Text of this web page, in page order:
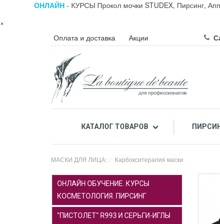
ОНЛАЙН - КУРСЫ Прокол мочки STUDEX, Пирсинг,
×
Оплата и доставка
Акции
КАТАЛОГ ТОВАРОВ
МАСКИ ДЛЯ ЛИЦА: Карбокситерапия маски
ОНЛАЙН ОБУЧЕНИЕ. КУРСЫ
КОСМЕТОЛОГИЯ. ПИРСИНГ
"ПИСТОЛЕТ" R993 И СЕРЬГИ-ИГЛЫ